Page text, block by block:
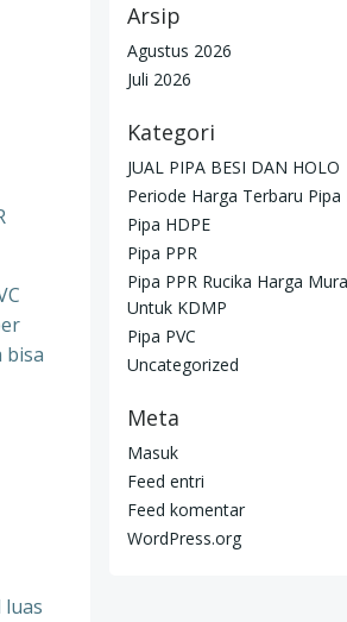
bisa
Arsip
Agustus 2026
Juli 2026
Kategori
JUAL PIPA BESI DAN HOLO
Periode Harga Terbaru Pipa
Pipa HDPE
Pipa PPR
Pipa PPR Rucika Harga
Untuk KDMP
Pipa PVC
Uncategorized
Meta
Masuk
Feed entri
Feed komentar
WordPress.org